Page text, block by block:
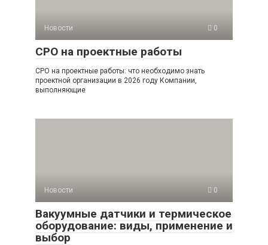
Новости 0
СРО на проектные работы
СРО на проектные работы: что необходимо знать
проектной организации в 2026 году Компании,
выполняющие
Новости 0
Вакуумные датчики и термическое
оборудование: виды, применение и
выбор